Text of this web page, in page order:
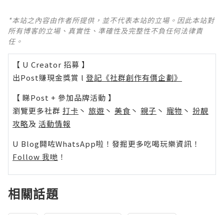
*本站之內容由作者所提供，並不代表本站的立場。因此本站對
所有博客的立場、真實性、準確性及完整性不負任何法律責
任。
【 U Creator 招募 】
出Post賺現金獎賞 l 登記《社群創作有價企劃》
【 睇Post + 參加品牌活動 】
瀏覽更多社群 打卡 丶 旅遊 丶 美食 丶 親子 丶 寵物 丶 扮靚
攻略及 活動情報
U Blog開咗WhatsApp啦！發掘更多吃喝玩樂資訊！
Follow 我哋 ！
相關話題